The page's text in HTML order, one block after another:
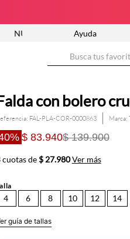
COLECCIÓN ENTRA YA
Ayuda
con bolero
: FAL-PLA-COR-0000863
$ 83.940$ 139.900
cuotas de$ 27.980 Ver más
4 6 8 10 12 14
guía de tallas